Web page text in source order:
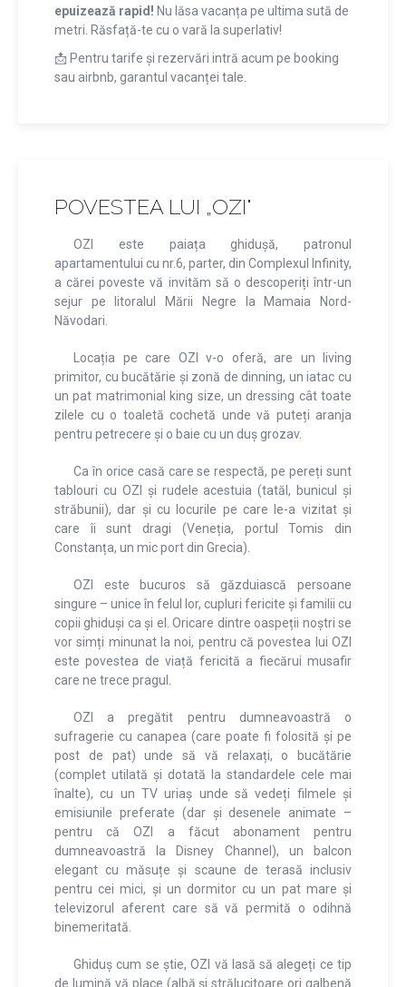
epuizează rapid! Nu lăsa vacanța pe ultima sută de
metri. Răsfață-te cu o vară la superlativ!
📩 Pentru tarife și rezervări intră acum pe booking
sau airbnb, garantul vacanței tale.
POVESTEA LUI „OZI"
OZI este paiața ghidușă, patronul
apartamentului cu nr.6, parter, din Complexul Infinity,
a cărei poveste vă invităm să o descoperiți într-un
sejur pe litoralul Mării Negre la Mamaia Nord-
Năvodari.
Locația pe care OZI v-o oferă, are un living
primitor, cu bucătărie și zonă de dinning, un iatac cu
un pat matrimonial king size, un dressing cât toate
zilele cu o toaletă cochetă unde vă puteți aranja
pentru petrecere și o baie cu un duș grozav.
Ca în orice casă care se respectă, pe pereți sunt
tablouri cu OZI și rudele acestuia (tatăl, bunicul și
străbunii), dar și cu locurile pe care le-a vizitat și
care îi sunt dragi (Veneția, portul Tomis din
Constanța, un mic port din Grecia).
OZI este bucuros să găzduiască persoane
singure – unice în felul lor, cupluri fericite și familii cu
copii ghiduși ca și el. Oricare dintre oaspeții noștri se
vor simți minunat la noi, pentru că povestea lui OZI
este povestea de viață fericită a fiecărui musafir
care ne trece pragul.
OZI a pregătit pentru dumneavoastră o
sufragerie cu canapea (care poate fi folosită și pe
post de pat) unde să vă relaxați, o bucătărie
(complet utilată și dotată la standardele cele mai
înalte), cu un TV uriaș unde să vedeți filmele și
emisiunile preferate (dar și desenele animate –
pentru că OZI a făcut abonament pentru
dumneavoastră la Disney Channel), un balcon
elegant cu măsuțe și scaune de terasă inclusiv
pentru cei mici, și un dormitor cu un pat mare și
televizorul aferent care să vă permită o odihnă
binemeritată.
Ghiduș cum se știe, OZI vă lasă să alegeți ce tip
de lumină vă place (albă și strălucitoare ori galbenă